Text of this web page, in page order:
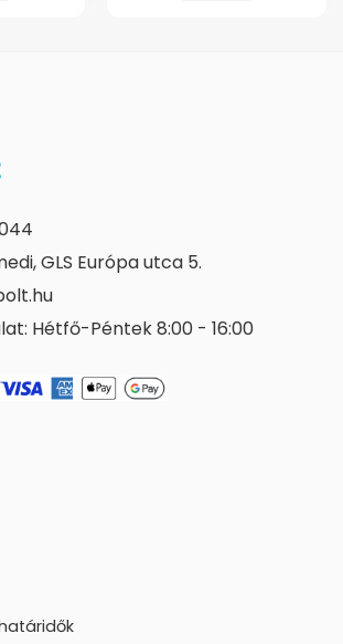
GLS Európa utca 5.
Hétfő-Péntek 8:00 - 16:00